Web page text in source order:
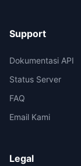
Support
Dokumentasi API
Status Server
FAQ
Email Kami
Legal